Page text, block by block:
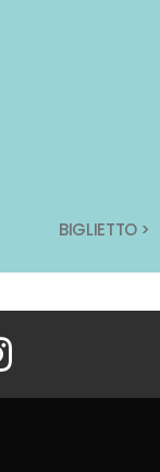
BIGLIETTO >
BIGLIETTO >
Instagram